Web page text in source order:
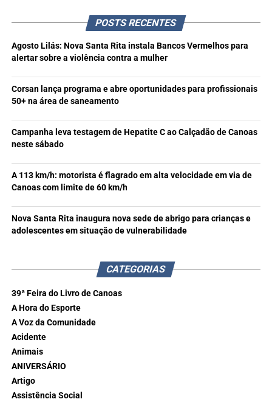
POSTS RECENTES
Agosto Lilás: Nova Santa Rita instala Bancos Vermelhos para
alertar sobre a violência contra a mulher
Corsan lança programa e abre oportunidades para profissionais
50+ na área de saneamento
Campanha leva testagem de Hepatite C ao Calçadão de Canoas
neste sábado
A 113 km/h: motorista é flagrado em alta velocidade em via de
Canoas com limite de 60 km/h
Nova Santa Rita inaugura nova sede de abrigo para crianças e
adolescentes em situação de vulnerabilidade
CATEGORIAS
39ª Feira do Livro de Canoas
A Hora do Esporte
A Voz da Comunidade
Acidente
Animais
ANIVERSÁRIO
Artigo
Assistência Social